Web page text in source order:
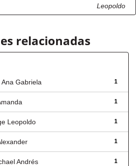
Leopoldo
relacionadas
1
Gabriela
1
1
Leopoldo
1
1
Andrés